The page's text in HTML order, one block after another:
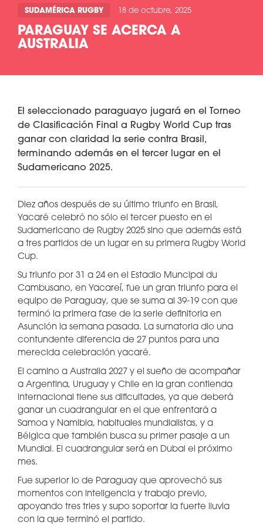
SUDAMÉRICA RUGBY 18 de octubre, 2025
PARAGUAY SE ACERCA A
AUSTRALIA
El seleccionado paraguayo jugará en el Torneo
de Clasificación Final a Rugby World Cup tras
ganar con claridad la serie contra Brasil,
terminando además en el tercer lugar en el
Sudamericano 2025.
Diez años después de su último triunfo en Brasil,
Yacaré celebró no sólo el tercer puesto en el
Sudamericano de Rugby 2025 sino que además está
a tres partidos de un lugar en su primera Rugby World
Cup.
Su triunfo por 31 a 24 en el Estadio Muncipal du
Cambusano, en Yacareí, fue un gran triunfo para el
equipo de Paraguay, que se suma al 39-19 con que
terminó la primera fase de la serie definitoria en
Asunción la semana pasada. La sumatoria dio una
contundente diferencia de 27 puntos para una
merecida celebración yacaré.
El camino a Australia 2027 y el sueño de acompañar
a Argentina, Uruguay y Chile en la gran contienda
internacional tiene sus dificultades, ya que deberá
ganar un cuadrangular en el que enfrentará a
Samoa y Namibia, habituales mundialistas, y a
Bélgica que también busca su primer pasaje a un
Mundial. El cuadrangular será en Dubai el próximo
mes.
Fue superior lo de Paraguay que aprovechó sus
momentos con inteligencia y trabajo previo,
apoyando tres tries y supo soportar la fuerte lluvia
con la que terminó el partido.